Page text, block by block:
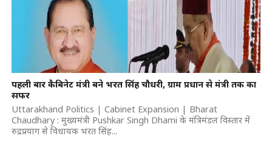
पहली बार कैबिनेट मंत्री बने भरत सिंह चौधरी, ग्राम प्रधान से मंत्री तक का
सफर
Uttarakhand Politics | Cabinet Expansion | Bharat
Chaudhary : मुख्यमंत्री Pushkar Singh Dhami के मंत्रिमंडल विस्तार में
रुद्रप्रयाग से विधायक भरत सिंह...